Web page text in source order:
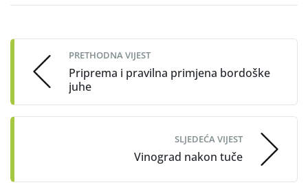
navigation
PRETHODNA VIJEST
Priprema i pravilna primjena bordoške
juhe
SLJEDEĆA VIJEST
Vinograd nakon tuče